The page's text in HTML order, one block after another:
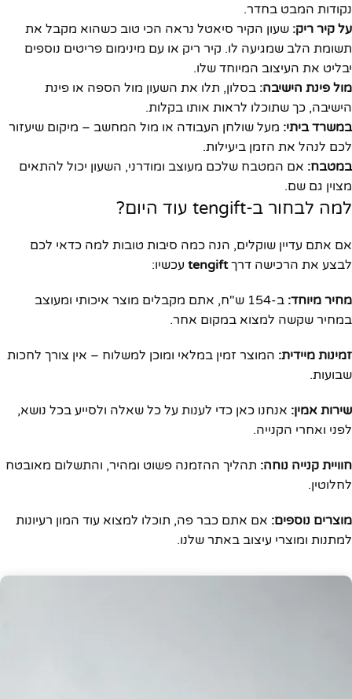
נקודות המבט בחדר.
על קיר ריק: שעון הקיר סיאטל נראה הכי טוב כשהוא מקבל את
תשומת הלב שמגיעה לו. קיר ריק או עם מינימום פריטים נוספים
יבליט את העיצוב המיוחד שלו.
מול פינת הישיבה: בסלון, תלו את השעון מול הספה או פינת
הישיבה, כך שתוכלו לראות אותו בקלות.
במשרד ביתי: מעל שולחן העבודה או מול המחשב – מיקום שיעזור
לכם לנהל את הזמן ביעילות.
במטבח: אם המטבח שלכם מעוצב ומודרני, השעון יכול להתאים
מצוין גם שם.
למה לבחור ב-tengift עוד היום?
אם אתם עדיין שוקלים, הנה כמה סיבות טובות למה כדאי לכם
לבצע את הרכישה דרךtengift עכשיו:
מחיר מיוחד:
ב-154 ש"ח, אתם מקבלים מוצר איכותי ומעוצב
במחיר שקשה למצוא במקום אחר.
זמינות מיידית: המוצר זמין במלאי ומוכן למשלוח – אין צורך לחכות
שבועות.
שירות אמין: אנחנו כאן כדי לענות על כל שאלה ולסייע בכל נושא,
לפני ואחרי הקנייה.
חוויית קנייה נוחה: תהליך ההזמנה פשוט ומהיר, והתשלום מאובטח
לחלוטין.
מוצרים נוספים: אם אתם כבר פה, תוכלו למצוא עוד המון רעיונות
למתנות ומוצרי עיצוב באתר שלנו.